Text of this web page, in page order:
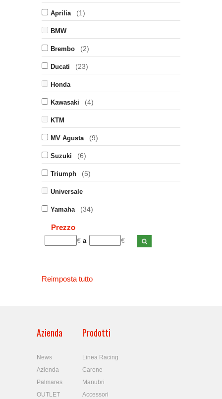
Aprilia (1)
BMW
Brembo (2)
Ducati (23)
Honda
Kawasaki (4)
KTM
MV Agusta (9)
Suzuki (6)
Triumph (5)
Universale
Yamaha (34)
Prezzo
€ a €
Reimposta tutto
Azienda
News
Azienda
Palmares
OUTLET
Prodotti
Linea Racing
Carene
Manubri
Accessori